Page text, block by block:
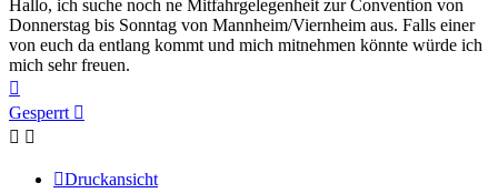
Hallo, ich suche noch ne Mitfahrgelegenheit zur Convention von
Donnerstag bis Sonntag von Mannheim/Viernheim aus. Falls einer
von euch da entlang kommt und mich mitnehmen könnte würde ich
mich sehr freuen.
oben
Gesperrt
Druckansicht